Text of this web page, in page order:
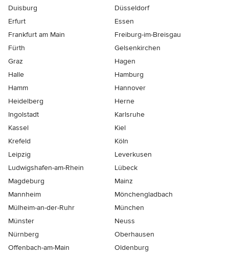
Duisburg
Düsseldorf
Erfurt
Essen
Frankfurt am Main
Freiburg-im-Breisgau
Fürth
Gelsenkirchen
Graz
Hagen
Halle
Hamburg
Hamm
Hannover
Heidelberg
Herne
Ingolstadt
Karlsruhe
Kassel
Kiel
Krefeld
Köln
Leipzig
Leverkusen
Ludwigshafen-am-Rhein
Lübeck
Magdeburg
Mainz
Mannheim
Mönchen­gladbach
Mülheim-an-der-Ruhr
München
Münster
Neuss
Nürnberg
Oberhausen
Offenbach-am-Main
Oldenburg